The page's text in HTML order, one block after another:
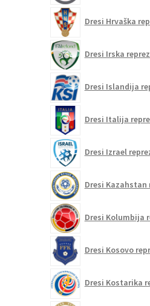
Dresi Hrvaška
Dresi Irska
Dresi Islandija
Dresi Italija
Dresi Izrael
Dresi Kazahstan
Dresi Kolumbija
Dresi Kosovo
Dresi Kostarika